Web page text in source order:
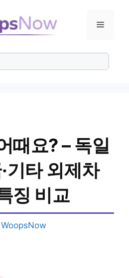
메
뉴
때요? – 독일
기타 외제차
징 비교
WoopsNow